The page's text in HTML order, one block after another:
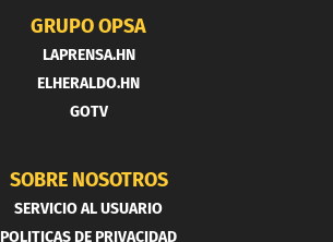
GRUPO OPSA
LAPRENSA.HN
ELHERALDO.HN
GOTV
SOBRE NOSOTROS
SERVICIO AL USUARIO
POLITICAS DE PRIVACIDAD